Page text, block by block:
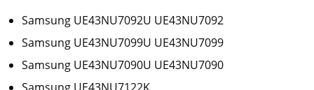
Samsung UE43NU7092U UE43NU7092
Samsung UE43NU7099U UE43NU7099
Samsung UE43NU7090U UE43NU7090